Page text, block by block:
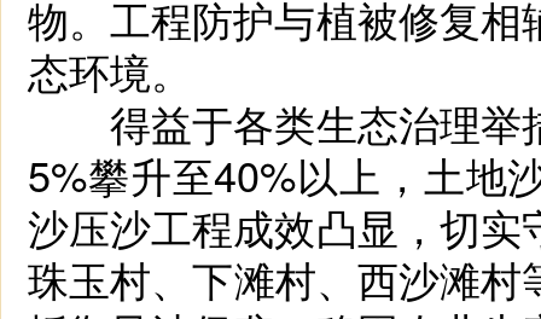
物。工程防护与植被修复
态环境。
得益于各类生态治理举
5%攀升至40%以上，土地
沙压沙工程成效凸显，切
珠玉村、下滩村、西沙滩